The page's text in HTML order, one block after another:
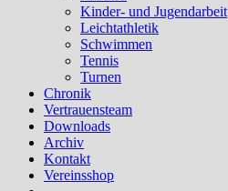
Kinder- und Jugendarbeit
Leichtathletik
Schwimmen
Tennis
Turnen
Chronik
Vertrauensteam
Downloads
Archiv
Kontakt
Vereinsshop